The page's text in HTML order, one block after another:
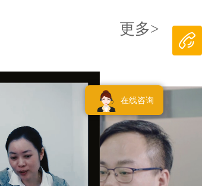
更多>
在线咨询